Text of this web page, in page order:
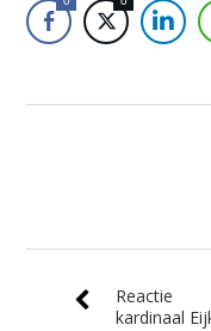
Reactie
kardinaal